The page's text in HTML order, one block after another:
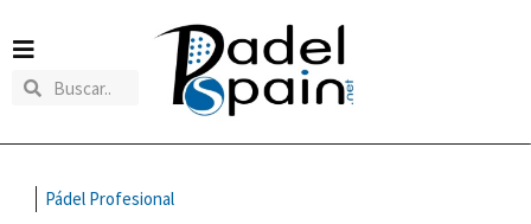
Pádel Profesional